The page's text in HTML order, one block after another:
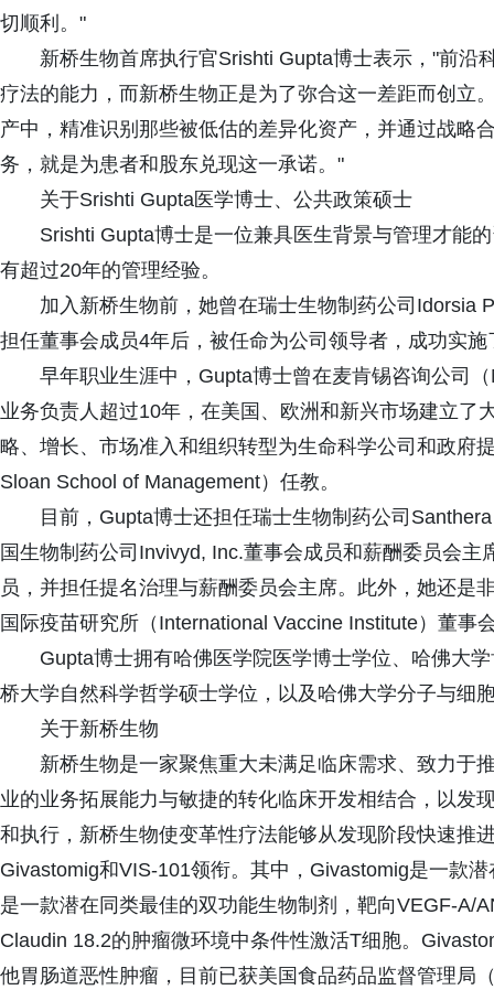
切顺利。"
新桥生物首席执行官Srishti Gupta博士表示，"前沿
疗法的能力，而新桥生物正是为了弥合这一差距而创立
产中，精准识别那些被低估的差异化资产，并通过战略
务，就是为患者和股东兑现这一承诺。"
关于Srishti Gupta医学博士、公共政策硕士
Srishti Gupta博士是一位兼具医生背景与管理才能
有超过20年的管理经验。
加入新桥生物前，她曾在瑞士生物制药公司Idorsia
担任董事会成员4年后，被任命为公司领导者，成功实
早年职业生涯中，Gupta博士曾在麦肯锡咨询公司
业务负责人超过10年，在美国、欧洲和新兴市场建立了
略、增长、市场准入和组织转型为生命科学公司和政府
Sloan School of Management）任教。
目前，Gupta博士还担任瑞士生物制药公司
国生物制药公司Invivyd, Inc.董事会成员和薪酬委员会
员，并担任提名治理与薪酬委员会主席。此外，她还是
国际疫苗研究所（International Vaccine Institute）董事
Gupta博士拥有哈佛医学院医学博士学位、哈佛大
桥大学自然科学哲学硕士学位，以及哈佛大学分子与细
关于新桥生物
新桥生物是一家聚焦重大未满足临床需求、致力于
业的业务拓展能力与敏捷的转化临床开发相结合，以发
和执行，新桥生物使变革性疗法能够从发现阶段快速推
Givastomig和VIS-101领衔。其中，Givastomig是一款
是一款潜在同类最佳的双功能生物制剂，靶向VEGF-A/
Claudin 18.2的肿瘤微环境中条件性激活T细胞。
他胃肠道恶性肿瘤，目前已获美国食品药品监督管理局